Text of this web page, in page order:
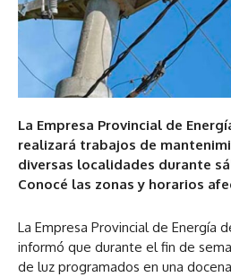
La Empresa Provincial de
realizará trabajos de
diversas localidades durante
Conocé las zonas y horarios
La Empresa Provincial de Energía
informó que durante el fin de
de luz programados en una